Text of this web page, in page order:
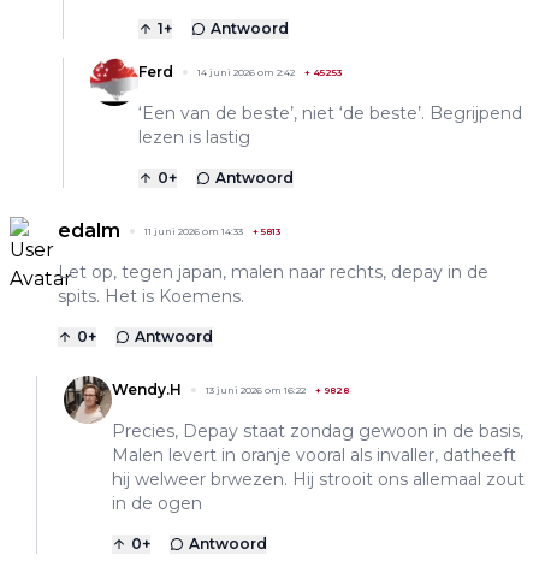
1+ Antwoord
Ferd 14 juni 2026 om 2:42 + 45253
‘Een van de beste’, niet ‘de beste’. Begrijpend
lezen is lastig
0+ Antwoord
edalm 11 juni 2026 om 14:33 + 5813
Let op, tegen japan, malen naar rechts, depay in de
spits. Het is Koemens.
0+ Antwoord
Wendy.H 13 juni 2026 om 16:22 + 9828
Precies, Depay staat zondag gewoon in de basis,
Malen levert in oranje vooral als invaller, datheeft
hij welweer brwezen. Hij strooit ons allemaal zout
in de ogen
0+ Antwoord